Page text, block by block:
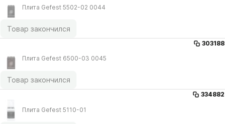
Плита Gefest 5502-02 0044
Товар закончился
303188
Плита Gefest 6500-03 0045
Товар закончился
334882
Плита Gefest 5110-01